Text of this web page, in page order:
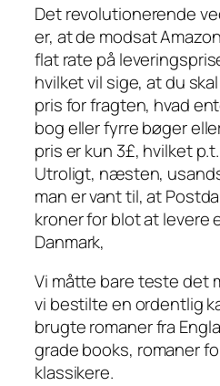
Det revolutionerende
er, at de modsat
flat rate på
hvilket vil sige, at du
pris for fragten, hvad
bog eller fyrre bøger
pris er kun 3£, hvilket
Utroligt, næsten,
man er vant til, at
kroner for blot at levere
Danmark,
Vi måtte bare teste det
vi bestilte en ordentlig
brugte romaner fra
grade books, romaner
klassikere.